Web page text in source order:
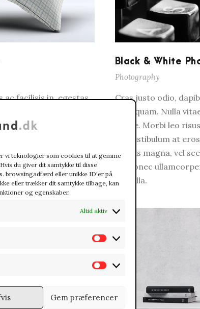
vi teknologier som cookies til at gemme
du giver dit samtykke til disse
browsingadfærd eller unikke ID'er på
eller trækker dit samtykke tilbage, kan
og egenskaber.
Altid aktiv
ir
Gem præferencer
ac facilisis in, egestas
ac consectetur
nisl consectetur
non metus auctor
Black & White
Photography
Cras justo odio,
eget quam. Nulla
augue. Morbi leo
ac, vestibulum at
cursus magna, vel
et. Donec
fringilla.